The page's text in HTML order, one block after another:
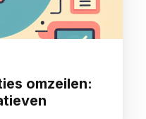
omzeilen: